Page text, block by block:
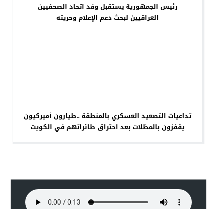
رئيس الجمهورية يستقبل وفد اتحاد الصحفيين
العراقيين لبحث دعم الإعلام وحريته
تداعيات التصعيد العسكري بالمنطقة ..طيارون أميركيون
يقفزون بالمظلات بعد احتراق طائراتهم في الكويت